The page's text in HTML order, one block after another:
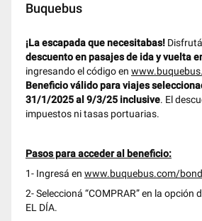
Buquebus
¡La escapada que necesitabas!
descuento en pasajes de ida y vuelta
ingresando el código en
Beneficio válido para viajes
31/1/2025 al 9/3/25 inclusive. El
impuestos ni tasas portuarias.
Pasos para acceder al beneficio:
1- Ingresá en www.buquebus.com/
2- Seleccioná “COMPRAR” en la opción
EL DÍA.